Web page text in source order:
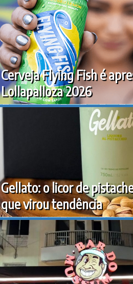
Cerveja Flying Fish é
Lollapalloza 2026
Gellato: o licor de
que virou tendência